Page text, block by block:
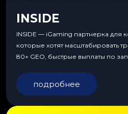
INSIDE
INSIDE — iGaming партнерка для
которые хотят масштабировать
80+ GEO, быстрые выплаты по
подробнее